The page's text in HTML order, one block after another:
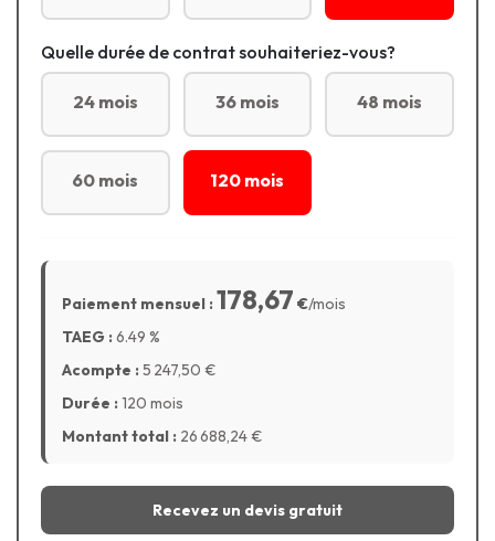
Quelle durée de contrat souhaiteriez-vous?
24 mois 36 mois 48 mois
60 mois 120 mois
Paiement mensuel :178,67 €/mois
TAEG :6.49 %
Acompte :5 247,50 €
Durée :120 mois
Montant total : 26 688,24€
Recevez un devis gratuit